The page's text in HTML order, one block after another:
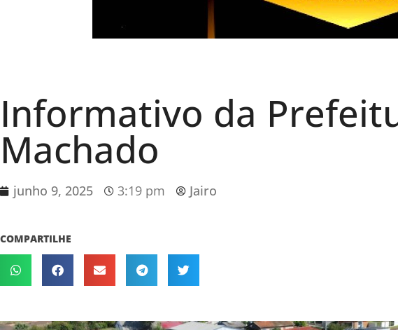
Informativo da
Machado
junho 9, 2025 3:19 pm Jairo
COMPARTILHE